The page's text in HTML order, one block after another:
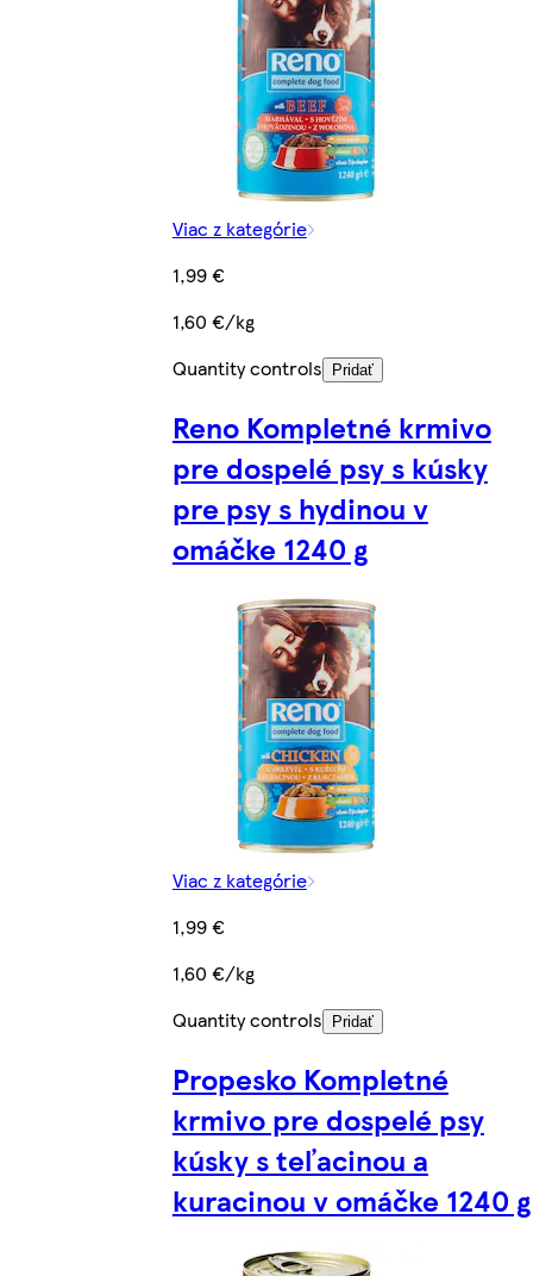
Viac z kategórie
1,99 €
1,60 €/kg
Quantity controls
Pridať
Reno Kompletné krmivo
pre dospelé psy s kúsky
pre psy s hydinou v
omáčke 1240 g
Viac z kategórie
1,99 €
1,60 €/kg
Quantity controls
Pridať
Propesko Kompletné
krmivo pre dospelé psy
kúsky s teľacinou a
kuracinou v omáčke 1240 g